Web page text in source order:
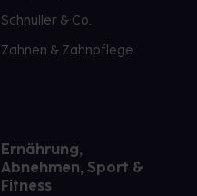
Schnuller & Co.
Zahnen & Zahnpflege
Ernährung,
Abnehmen, Sport &
Fitness